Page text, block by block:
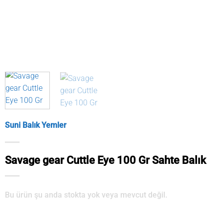
Suni Balık Yemler
Savage gear Cuttle Eye 100 Gr Sahte Balık
Bu ürün şu anda stokta yok veya mevcut değil.